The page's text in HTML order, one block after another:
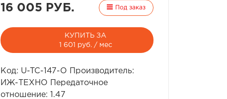
16 005 РУБ. Под заказ
КУПИТЬ ЗА
1 601 руб. / мес
Код: U-TC-147-O Производитель:
ИЖ-ТЕХНО Передаточное
отношение: 1.47